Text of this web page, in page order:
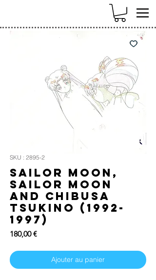
SKU : 2895-2
Sailor Moon,
Sailor Moon
and Chibusa
Tsukino (1992-
1997)
180,00 €Prix
Ajouter au panier